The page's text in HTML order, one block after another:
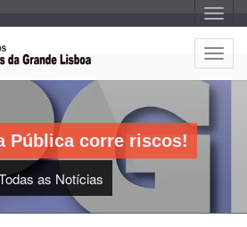
A
l
t
e
r
a
o
A
l
t
n
a
Pública corre riscos!
as Notícias